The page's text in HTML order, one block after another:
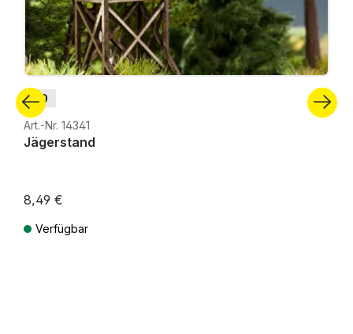
H0
Art.-Nr. 14341
Jägerstand
8,49 €
Verfügbar